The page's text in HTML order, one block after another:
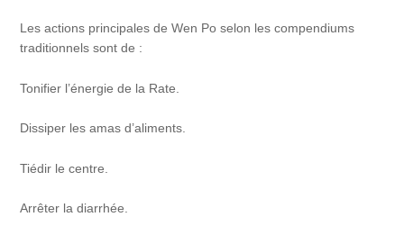
Les actions principales de Wen Po selon les compendiums
traditionnels sont de :
Tonifier l’énergie de la Rate.
Dissiper les amas d’aliments.
Tiédir le centre.
Arrêter la diarrhée.